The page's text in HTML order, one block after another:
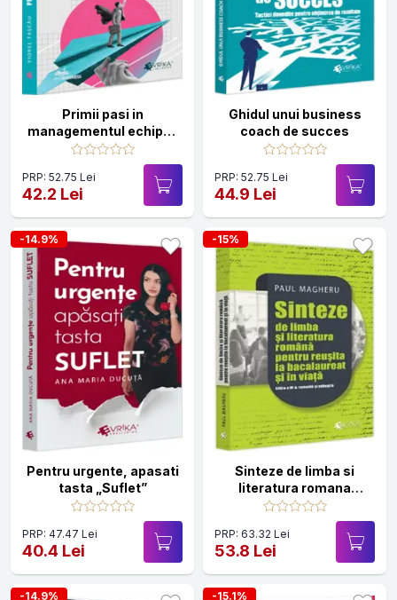
Primii pasi in
managementul echipei.
Ghid practic pentru
gestionarea relatiilor cu
angajatii
PRP: 52.75 Lei
42.2 Lei
Ghidul unui business
coach de succes
PRP: 52.75 Lei
44.9 Lei
-14.9%
Pentru urgente, apasati
tasta „Suflet”
PRP: 47.47 Lei
40.4 Lei
-15%
Sinteze de limba si
literatura romana
pentru reusita la
bacalaureat si in viata
PRP: 63.32 Lei
53.8 Lei
-14.9% -15.1%